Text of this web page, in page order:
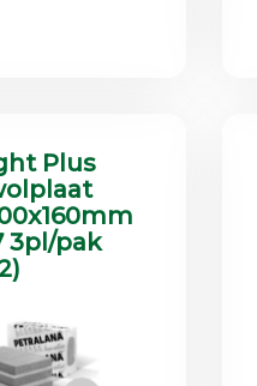
Plus
3pl/pak